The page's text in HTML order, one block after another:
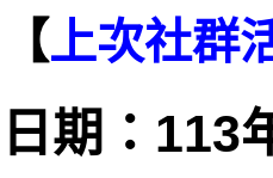
【上次社群
日期：113